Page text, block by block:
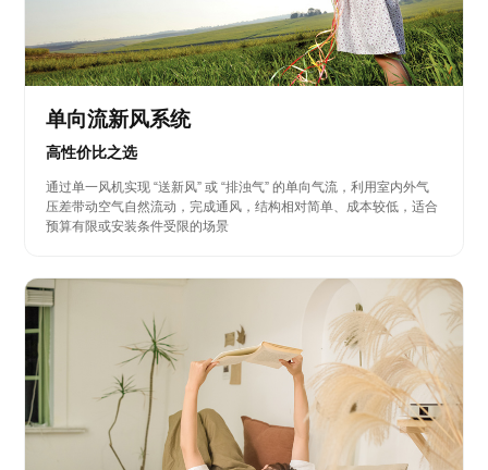
单向流新风系统
高性价比之选
通过单一风机实现 “送新风” 或 “排浊气” 的单向气流，利用室内外气
压差带动空气自然流动，完成通风，结构相对简单、成本较低，适合
预算有限或安装条件受限的场景